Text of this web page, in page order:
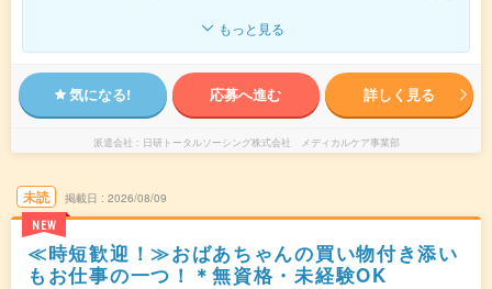
もっと見る
気になる! 応募へ進む 詳しく見る
派遣会社 日研トータルソーシング株式会社 メディカルケア事業部
未読
NEW
掲載日 2026/08/09
≪時短歓迎！≫おばあちゃんの買い物付き添い
もお仕事の一つ！＊無資格・未経験OK